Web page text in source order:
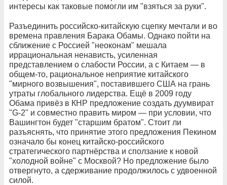
интересы как таковые помогли им "взяться за руки".
Разъединить российско-китайскую сцепку мечтали и во
времена правления Барака Обамы. Однако пойти на
сближение с Россией "неоконам" мешала
иррациональная ненависть, усиленная
представлением о слабости России, а с Китаем — в
общем-то, рациональное неприятие китайского
"мирного возвышения", поставившего США на грань
утраты глобального лидерства. Ещё в 2009 году
Обама привёз в КНР предложение создать дуумвират
"G-2" и совместно править миром — при условии, что
Вашингтон будет "старшим братом". Стоит ли
разъяснять, что принятие этого предложения Пекином
означало бы конец китайско-российского
стратегического партнёрства и сползание к новой
"холодной войне" с Москвой? Но предложение было
отвергнуто, а сдерживание продолжилось с удвоенной
силой.